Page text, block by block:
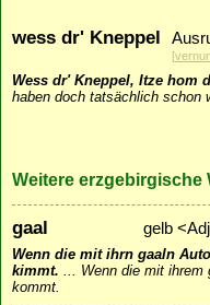
wess dr' Kneppel
[
Wess dr' Kneppel, Itze hom
haben doch tatsächlich schon
Weitere erzgebirgische
gaal gelb
Wenn die mit ihrn gaaln
kimmt. ... Wenn die mit
kommt.